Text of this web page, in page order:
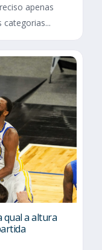
apenas
qual a altura